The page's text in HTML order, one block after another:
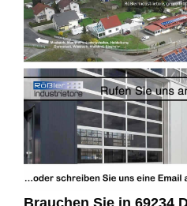
Brauchen Sie in 69234